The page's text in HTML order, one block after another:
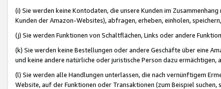
(i) Sie werden keine Kontodaten, die unsere Kunden im
Kunden der Amazon-Websites), abfragen, erheben, einholen,
(j) Sie werden Funktionen von Schaltflächen, Links oder andere
(k) Sie werden keine Bestellungen oder andere Geschäfte über eine
und keine andere natürliche oder juristische Person dazu
(l) Sie werden alle Handlungen unterlassen, die nach vernünftigem
Website, auf der Funktionen oder Transaktionen (zum Beispiel